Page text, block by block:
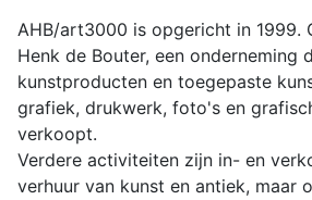
AHB/art3000 is opgericht in 1999.
Henk de Bouter, een onderneming
kunstproducten en toegepaste
grafiek, drukwerk, foto's en
verkoopt.
Verdere activiteiten zijn in- en
verhuur van kunst en antiek, maar